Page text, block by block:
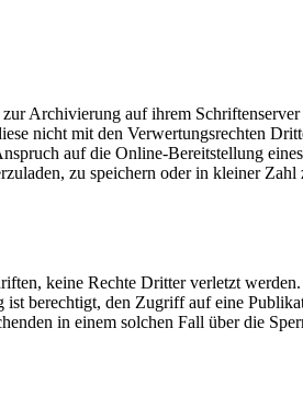
Archivierung auf ihrem
nicht mit den Verwertungsrechten
auf die Online-Bereitstellung
zu speichern oder in kleiner Zahl
keine Rechte Dritter verletzt
berechtigt, den Zugriff auf eine
in einem solchen Fall über die